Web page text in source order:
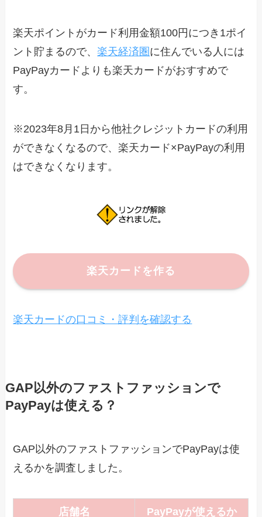
楽天ポイントがカード利用金額100円につき1ポイ
ント貯まるので、楽天経済圏 に住んでいる人には
PayPayカードよりも楽天カードがおすすめで
す。
※2023年8月1日から他社クレジットカードの利用
ができなくなるので、楽天カード×PayPayの利用
はできなくなります。
楽天カードを作る
楽天カードの口コミ・評判を確認する
GAP以外のファストファッションで
PayPayは使える？
GAP以外のファストファッションでPayPayは使
えるかを調査しました。
店舗名 PayPayが使えるか